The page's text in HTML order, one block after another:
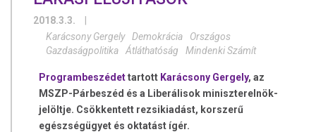
2018.3.3.
Karácsony Gergely
Demokrácia
Országos
Gazdaságpolitika
Átláthatóság Mindenki Számít
Programbeszédettartott Karácsony Gergely, az
MSZP-Párbeszéd és a Liberálisok miniszterelnök-
jelöltje. Csökkentett rezsikiadást, korszerű
egészségügyet és oktatást ígér.